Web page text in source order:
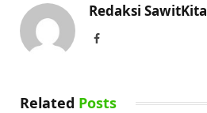
Redaksi SawitKita
Facebook
Related Posts